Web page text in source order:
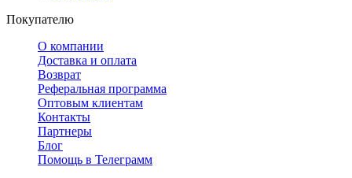
Покупателю
О компании
Доставка и оплата
Возврат
Реферальная программа
Оптовым клиентам
Контакты
Партнеры
Блог
Помощь в Телеграмм